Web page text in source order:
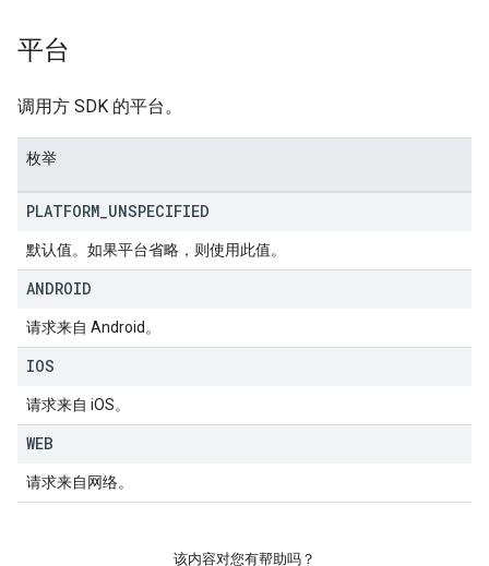
平台
调用方 SDK 的平台。
枚举
PLATFORM UNSPECIFIED
默认值。如果平台省略，则使用此值。
ANDROID
请求来自 Android。
IOS
请求来自 iOS。
WEB
请求来自网络。
该内容对您有帮助吗？